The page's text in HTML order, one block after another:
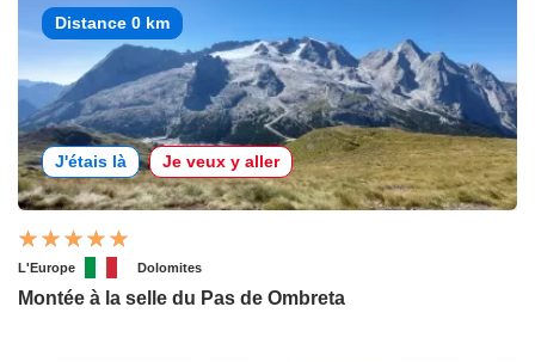
Distance 0 km
J'étais là Je veux y aller
L'Europe Dolomites
Montée à la selle du Pas de Ombreta